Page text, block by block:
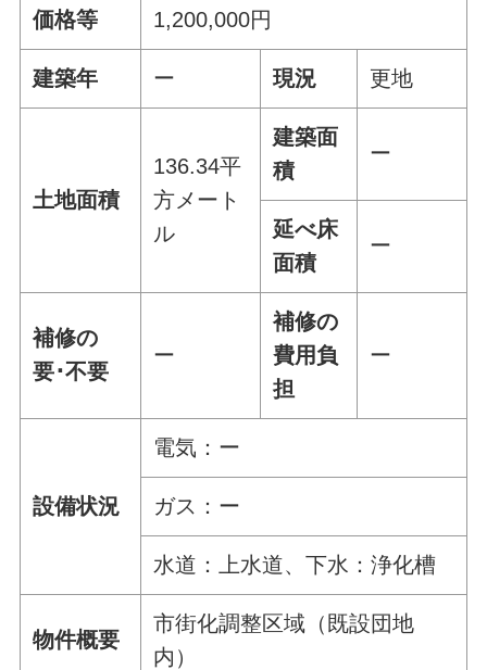
価格等 1,200,000円
建築年 ー 現況 更地
土地面積
136.34平
方メート
ル
建築面
積
ー
延べ床
面積
ー
補修の
要･不要
ー
補修の
費用負
担
ー
設備状況
電気：ー
ガス：ー
水道：上水道、下水：浄化槽
物件概要
市街化調整区域（既設団地
内）